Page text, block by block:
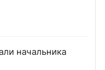
начальника